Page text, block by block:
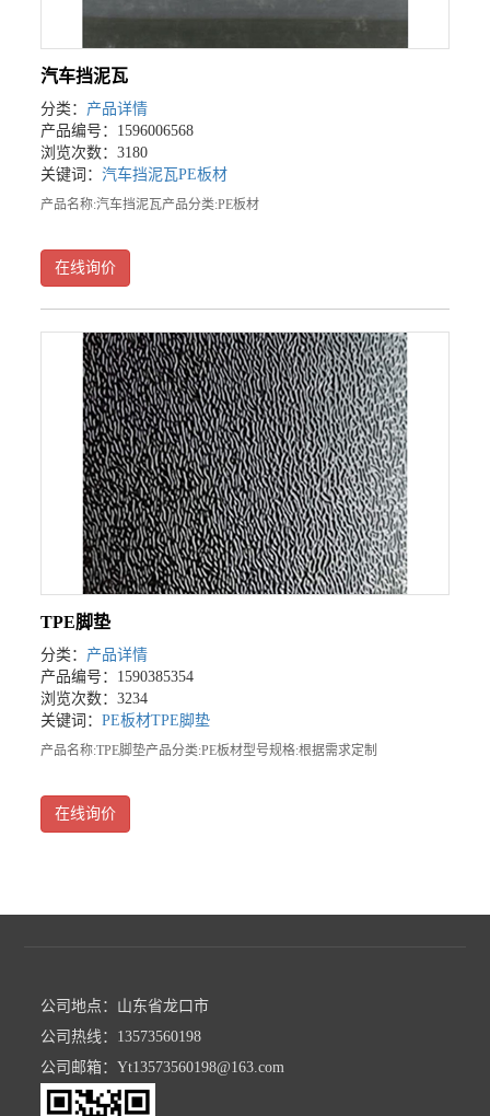
汽车挡泥瓦
分类： 产品详情
产品编号：1596006568
浏览次数：3180
关键词：汽车挡泥瓦PE板材
产品名称:汽车挡泥瓦产品分类:PE板材
在线询价
TPE脚垫
分类： 产品详情
产品编号：1590385354
浏览次数：3234
关键词：PE板材TPE脚垫
产品名称:TPE脚垫产品分类:PE板材型号规格:根据需求定制
在线询价
公司地点：山东省龙口市
公司热线：13573560198
公司邮箱：Yt13573560198@163.com